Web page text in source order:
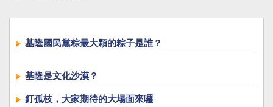
基隆國民黨粽最大顆的粽子是誰？
基隆是文化沙漠？
釘孤枝，大家期待的大場面來囉